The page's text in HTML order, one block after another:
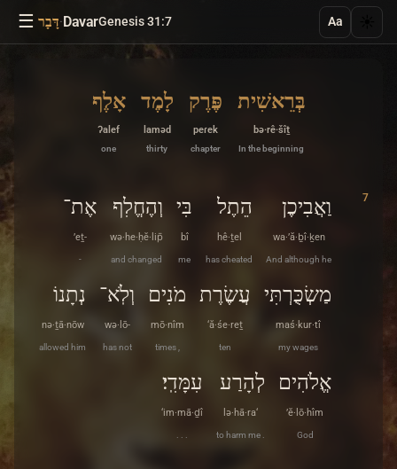
☰ דָּבָר·DavarGenesis 31:7 Aa
בְּרֵאשִׁית
bə·rê·šîṯ
In the beginning
פֶּרֶק
peɾek
chapter
לָמֶד
laməd
thirty
אָלֶף
ʔalef
one
7 וַאֲבִיכֶן
wa·’ă·ḇî·ḵen
And although he
הֵתֶל
hê·ṯel
has cheated
בִּי
bî
me
וְהֶחֱלִף
wə·he·ḥĕ·lip̄
and changed
אֶת־
’eṯ-
-
מַשְׂכֻּרְתִּי
maś·kur·tî
my wages
עֲשֶׂרֶת
‘ă·śe·reṯ
ten
מֹנִים
mō·nîm
times ,
וְלֹֽא־
wə·lō-
has not
נְתָנוֹ
nə·ṯā·nōw
allowed him
אֱלֹהִים
’ĕ·lō·hîm
God
לְהָרַע
lə·hā·ra‘
to harm me .
עִמָּדִֽי׃
‘im·mā·ḏî
. . .